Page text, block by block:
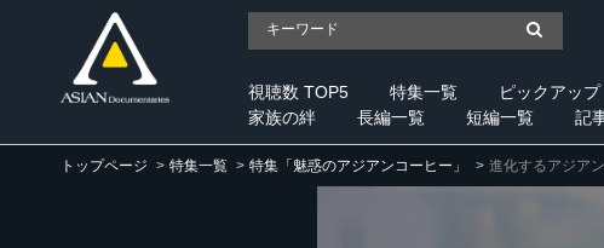
視聴数 TOP5 特集一覧 ピックアップ
家族の絆
長編一覧 短編一覧 記
トップページ 特集一覧 特集「魅惑のアジアンコーヒー」 進化するアジア